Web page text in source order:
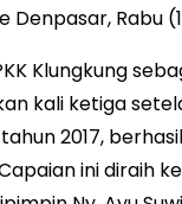
Denpasar, Rabu
Klungkung
kali ketiga
2017,
ini diraih